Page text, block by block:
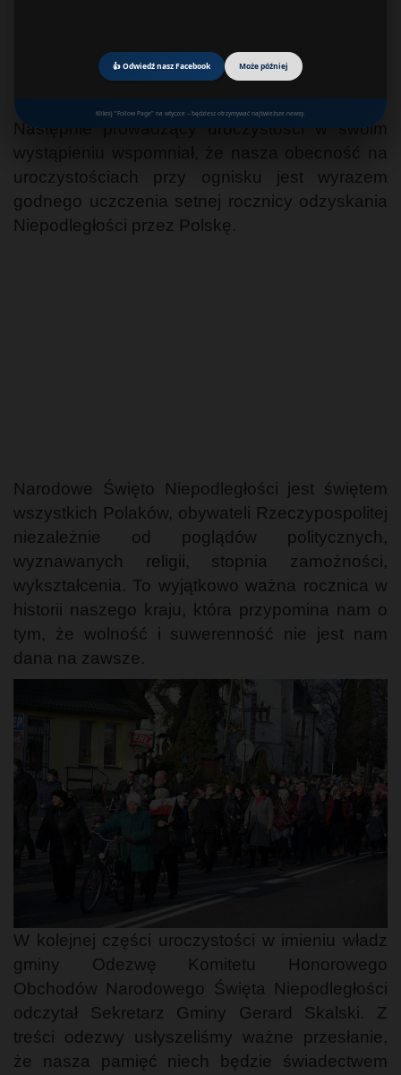
👍 Odwiedź nasz Facebook Może później
Kliknij "Follow Page" na wtyczce – będziesz otrzymywać najświeższe newsy.
Następnie prowadzący uroczystości w swoim
wystąpieniu wspomniał, że nasza obecność na
uroczystościach przy ognisku jest wyrazem
godnego uczczenia setnej rocznicy odzyskania
Niepodległości przez Polskę.
Narodowe Święto Niepodległości jest świętem
wszystkich Polaków, obywateli Rzeczypospolitej
niezależnie od poglądów politycznych,
wyznawanych religii, stopnia zamożności,
wykształcenia. To wyjątkowo ważna rocznica w
historii naszego kraju, która przypomina nam o
tym, że wolność i suwerenność nie jest nam
dana na zawsze.
W kolejnej części uroczystości w imieniu władz
gminy Odezwę Komitetu Honorowego
Obchodów Narodowego Święta Niepodległości
odczytał Sekretarz Gminy Gerard Skalski. Z
treści odezwy usłyszeliśmy ważne przesłanie,
że nasza pamięć niech będzie świadectwem